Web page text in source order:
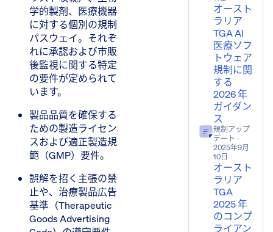
学的製剤、医療機器
に対する個別の規制
パスウェイ。それぞ
れに承認および市販
後監視に関する特定
の要件が定められて
います。
製品品質を確保する
ための製造ライセン
スおよび適正製造規
範（GMP）要件。
誤解を招く主張の禁
止や、治療製品広告
基準（Therapeutic
Goods Advertising
オースト
ラリア
TGA AI
医療ソフ
トウェア
規制に関
する
2026 年
ガイダン
ス
規制アップ
デート ·
2025年9月
10日
オースト
ラリア
TGA
2025 年
のコンプ
ライアン